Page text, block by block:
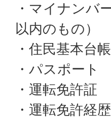
・マイナンバ
以内のもの）
・住民基本台
・パスポート
・運転免許証
・運転免許経